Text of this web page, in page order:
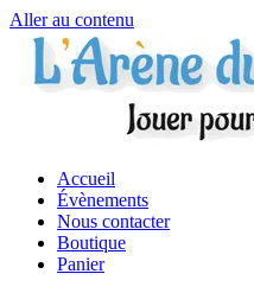
Aller au contenu
Accueil
Évènements
Nous contacter
Boutique
Panier